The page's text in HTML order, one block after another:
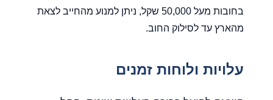
בחובות מעל 50,000 שקל, ניתן למנוע מהחייב לצאת
מהארץ עד לסילוק החוב.
עלויות ולוחות זמנים